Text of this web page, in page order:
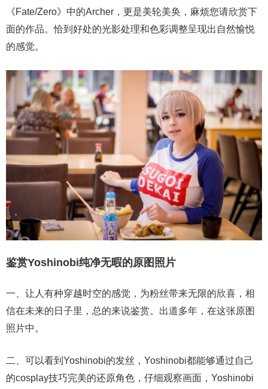
《Fate/Zero》中的Archer，更是美轮美奂，麻烦您请欣赏下
面的作品。恰到好处的光影处理和色彩调整呈现出自然愉悦
的感觉。
鉴赏Yoshinobi纯净无暇的原图照片
一、让人有种穿越时空的感觉，为粉丝带来无限的欣喜，相
信在未来的日子里，总的来说鉴赏。出道多年，在这张原图
照片中。
二、可以看到Yoshinobi的发丝，Yoshinobi都能够通过自己
的cosplay技巧完美的还原角色，仔细观察画面，Yoshinobi